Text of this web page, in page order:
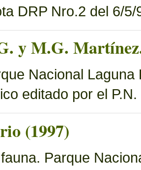
DRP Nro.2 del 6/5/
y M.G.
Nacional
editado por el
(1997)
Parque